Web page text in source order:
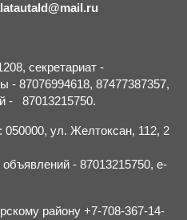
секретариат -
- 87076994618, 87477387357,
- 87013215750.
050000, ул. Желтоксан, 112, 2
- 87013215750, e-
району +7-708-367-14-